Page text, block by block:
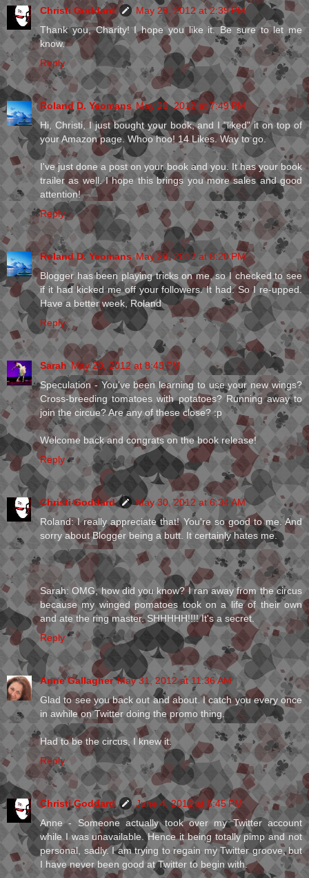
Christi Goddard
May 29, 2012 at 2:39 PM
Thank you, Charity! I hope you like it. Be sure to let me
know.
Reply
Roland D. Yeomans May 29, 2012 at 7:49 PM
Hi, Christi, I just bought your book, and I "liked" it on top of
your Amazon page. Whoo hoo! 14 Likes. Way to go.
I've just done a post on your book and you. It has your book
trailer as well. I hope this brings you more sales and good
attention!
Reply
Roland D. Yeomans May 29, 2012 at 8:20 PM
Blogger has been playing tricks on me, so I checked to see
if it had kicked me off your followers. It had. So I re-upped.
Have a better week, Roland
Reply
Sarah May 29, 2012 at 8:43 PM
Speculation - You've been learning to use your new wings?
Cross-breeding tomatoes with potatoes? Running away to
join the circue? Are any of these close? :p
Welcome back and congrats on the book release!
Reply
Christi Goddard
May 30, 2012 at 6:34 AM
Roland: I really appreciate that! You're so good to me. And
sorry about Blogger being a butt. It certainly hates me.
Sarah: OMG, how did you know? I ran away from the circus
because my winged pomatoes took on a life of their own
and ate the ring master. SHHHHH!!!! It's a secret.
Reply
Anne Gallagher May 31, 2012 at 11:36 AM
Glad to see you back out and about. I catch you every once
in awhile on Twitter doing the promo thing.
Had to be the circus, I knew it.
Reply
Christi Goddard
June 4, 2012 at 6:45 PM
Anne - Someone actually took over my Twitter account
while I was unavailable. Hence it being totally pimp and not
personal, sadly. I am trying to regain my Twitter groove, but
I have never been good at Twitter to begin with.